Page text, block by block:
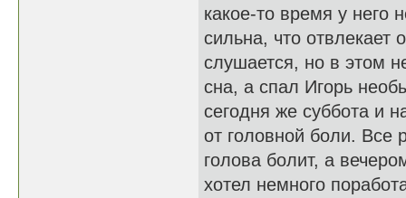
какое-то время у него
сильна, что отвлекает
слушается, но в этом
сна, а спал Игорь
сегодня же суббота и
от головной боли. Все
голова болит, а
хотел немного